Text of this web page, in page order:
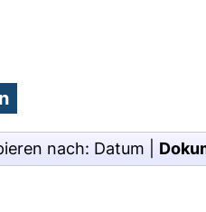
nach: Datum